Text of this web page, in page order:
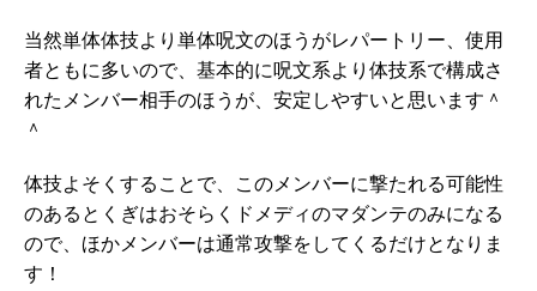
当然単体体技より単体呪文のほうがレパートリー、使用
者ともに多いので、基本的に呪文系より体技系で構成さ
れたメンバー相手のほうが、安定しやすいと思います＾
＾
体技よそくすることで、このメンバーに撃たれる可能性
のあるとくぎはおそらくドメディのマダンテのみになる
ので、ほかメンバーは通常攻撃をしてくるだけとなりま
す！